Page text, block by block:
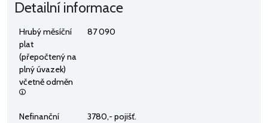
Detailní informace
Hrubý měsíční
plat
(přepočtený na
plný úvazek)
včetně odměn
87 090
Nefinanční
3780,- pojišť.